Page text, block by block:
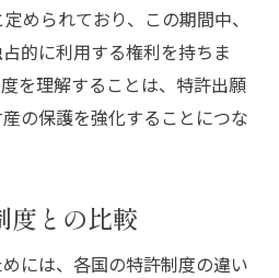
指す特許取得の成功
理的な設定の仕方
められており、この期間中、
的に利用する権利を持ちま
を理解することは、特許出願
の保護を強化することにつな
度との比較
には、各国の特許制度の違い